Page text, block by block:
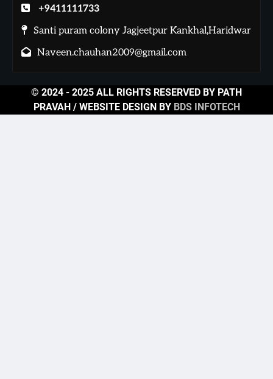
+9411111733
Santi puram colony Jagjeetpur Kankhal,Haridwar
Naveen.chauhan2009@gmail.com
© 2024 - 2025 ALL RIGHTS RESERVED BY PATH
PRAVAH / WEBSITE DESIGN BY BDS INFOTECH